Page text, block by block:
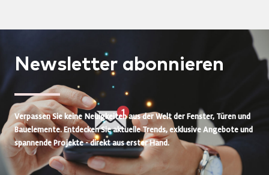
Newsletter abonnieren
Verpassen Sie keine Neuigkeiten aus der Welt der Fenster, Türen und
Bauelemente. Entdecken Sie aktuelle Trends, exklusive Angebote und
spannende Projekte - direkt aus erster Hand.